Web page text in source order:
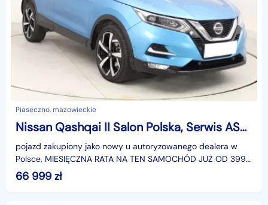
Piaseczno, mazowieckie
Nissan Qashqai II Salon Polska, Serwis ASO, Automat, Skóra, Navi, Klimatronic,
pojazd zakupiony jako nowy u autoryzowanego dealera w
Polsce, MIESIĘCZNA RATA NA TEN SAMOCHÓD JUŻ OD 399
PLN*Podana w ogłoszeniu lokalizacja pojazdu jest aktua
66 999 zł